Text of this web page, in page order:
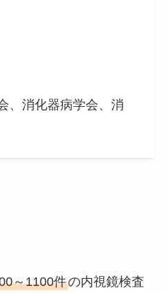
、消化器病学会、消
～1100件の内視鏡検査